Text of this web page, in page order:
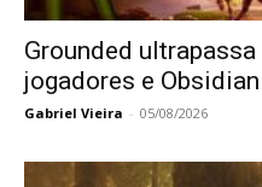
Grounded
jogadores e
Gabriel Vieira - 05/08/2026